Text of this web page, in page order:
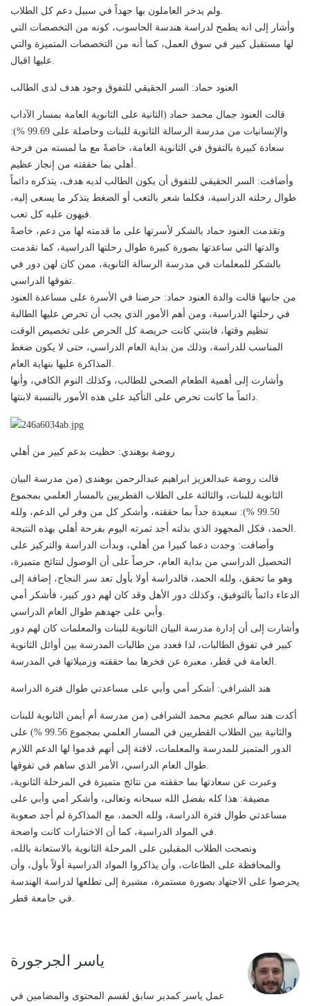
وأشار إلى انه يطمح لدراسة هندسة الحاسوب، كونه من التخصصات التي
لها مستقبل كبير في سوق العمل، كما أنه من التخصصات المتميزة والتي
قالت العنود جمال محمد حماد (الثانية على الثانوية العامة بمسار الآداب
والإنسانيات من مدرسة الرسالة الثانوية للبنات وحاصلة على 99.69 %):
سعادة كبيرة بالتفوق في الثانوية العامة، خاصةً مع ما لمسته من فرحة
وأضافت: السر الحقيقي للتفوق أن يكون الطالب لديه هدف، يتذكره دائماً
طوال رحلته الدراسية، فكلما شعر بالتعب أو الضغط يتذكر ما يسعى إليه،
وتقدمت العنود حماد بالشكر لأسرتها على ما قدمته لها من دعم، خاصةً
والدتها التي ساعدتها بصورة كبيرة طوال رحلتها الدراسية، كما تقدمت
بالشكر للمعلمات في مدرسة الرسالة الثانوية، ممن كان لهن دور في
من جانبها قالت والدة العنود حماد: حرصنا في الأسرة على مساعدة العنود
في رحلتها الدراسية، ومن أهم الأمور الذي يجب أن تحرص عليها الطالبة
تنظيم وقتها، فابنتي كانت حريصة كل الحرص على تخصيص الوقت
المناسب للدراسة، وذلك من بداية العام الدراسي، حتى لا يكون ضغط
وأشارت إلى أهمية الطعام الصحي للطالب، وكذلك النوم الكافي، وأنها
روضة بوهندي: حظيت بدعم كبير من أهلي
قالت روضة عبدالعزيز ابراهيم عبدالرحمن بوهندى (من مدرسة البيان
الثانوية للبنات، والثالثة على الطلاب القطريين بالمسار العلمي بمجموع
99.50 %): سعيدة جداً بما حققته، وأشكر كل من وفر لي الدعم، ولله
وأضافت: وجدت دعما كبيرا من أهلي، وبدأت الدراسة والتركيز على
التحصيل الدراسي من بداية العام، حرصاً على أن الوصول لنتائج متميزة،
وهو ما تحقق، ولله الحمد، فالدراسة أولا بأول تعد سر النجاح، إضافة إلى
الدعاء دائماً بالتوفيق، وكذلك دور الأهل وقد كان لهم دور كبير، فأشكر أمي
وأشارت إلى أن إدارة مدرسة البيان الثانوية للبنات والمعلمات كان لهم دور
كبير في تفوق الطالبات، لذا فعدد من طالبات المدرسة بين أوائل الثانوية
هند الشرافي: أشكر أمي وأبي على مساعدتي طوال فترة الدراسة
أكدت هند سالم عجيم محمد الشرافى (من مدرسة أم أيمن الثانوية للبنات
والثانية بين الطلاب القطريين في المسار العلمي بمجموع 99.56 %) على
الدور المتميز للمدرسة والمعلمات، لافتة إلى أنهم قدموا لها الدعم اللازم
وعبرت عن سعادتها بما حققته من نتائج متميزة في المرحلة الثانوية،
مضيفة: هذا كله بفضل الله سبحانه وتعالى، وأشكر أمي وأبي على
مساعدتي طوال فترة الدراسة، ولله الحمد، مع المذاكرة لم أجد صعوبة
ونصحت الطلاب المقبلين على المرحلة الثانوية بالاستعانة بالله،
والمحافظة على الطاعات، وأن يذاكروا المواد الدراسية أولاً بأول، وأن
يحرصوا على الاجتهاد بصورة مستمرة، مشيرة إلى تطلعها لدراسة الهندسة
ياسر الجرجورة
عمل ياسر كمدير سابق لقسم المحتوى والمضامين في